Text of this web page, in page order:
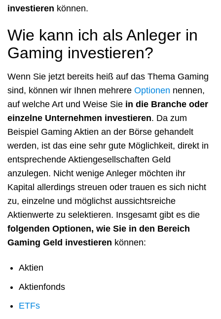
investieren können.
Wie kann ich als Anleger in
Gaming investieren?
Wenn Sie jetzt bereits heiß auf das Thema Gaming
sind, können wir Ihnen mehrere Optionen nennen,
auf welche Art und Weise Sie in die Branche oder
einzelne Unternehmen investieren. Da zum
Beispiel Gaming Aktien an der Börse gehandelt
werden, ist das eine sehr gute Möglichkeit, direkt in
entsprechende Aktiengesellschaften Geld
anzulegen. Nicht wenige Anleger möchten ihr
Kapital allerdings streuen oder trauen es sich nicht
zu, einzelne und möglichst aussichtsreiche
Aktienwerte zu selektieren. Insgesamt gibt es die
folgenden Optionen, wie Sie in den Bereich
Gaming Geld investieren können:
Aktien
Aktienfonds
ETFs